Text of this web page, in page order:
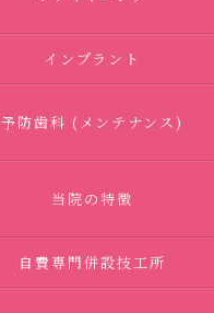
インプラント
予防歯科 (メンテナンス)
当院の特徴
自費専門併設技工所